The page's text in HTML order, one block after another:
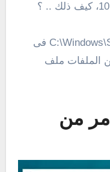
الدخول الى هذا المسار C:\Windows\System32 فى
الملفات ملف
من